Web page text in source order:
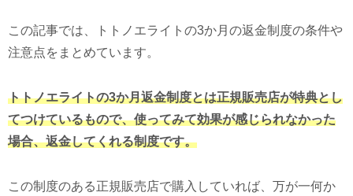
この記事では、トトノエライトの3か月の返金制度の条件や
注意点をまとめています。
トトノエライトの3か月返金制度とは正規販売店が特典とし
てつけているもので、使ってみて効果が感じられなかった
場合、返金してくれる制度です。
この制度のある正規販売店で購入していれば、万が一何か